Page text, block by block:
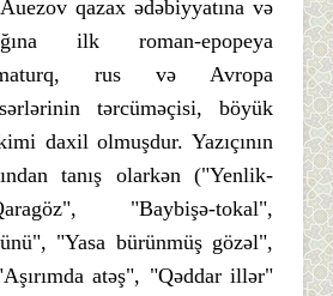
qazax ədəbiyyatına və
ilk roman-epopeya
rus və Avropa
tərcüməçisi, böyük
daxil olmuşdur. Yazıçının
tanış olarkən ("Yenlik-
"Baybişə-tokal",
"Yasa bürünmüş gözəl",
atəş", "Qəddar illər"